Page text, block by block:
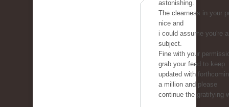
astonishing.
The clearness in your
nice and
i could assume you're
subject.
Fine with your
grab your feed to keep
updated with
a million and please
continue the gratifying